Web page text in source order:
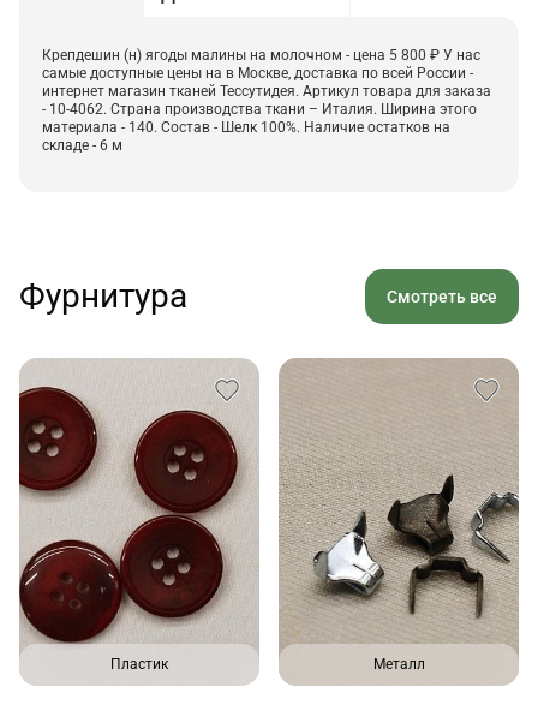
Крепдешин (н) ягоды малины на молочном - цена 5 800 ₽ У нас
самые доступные цены на в Москве, доставка по всей России -
интернет магазин тканей Тессутидея. Артикул товара для заказа
- 10-4062. Страна производства ткани – Италия. Ширина этого
материала - 140. Состав - Шелк 100%. Наличие остатков на
складе - 6 м
Фурнитура Смотреть все
Пластик Металл